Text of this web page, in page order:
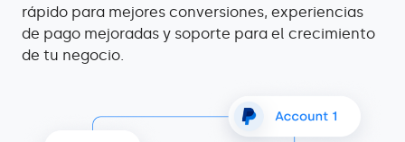
rápido para mejores conversiones, experiencias
de pago mejoradas y soporte para el crecimiento
de tu negocio.